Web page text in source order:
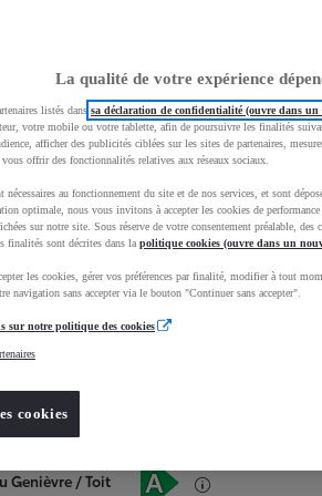
Services Concession
Occasions
Genièvre / Toit
La qualité de votre expérience
listés dans sa déclaration de confidentialité (ouvre dans un
votre mobile ou votre tablette, afin de poursuivre les finalités
afficher des publicités ciblées sur les sites de partenaires,
offrir des fonctionnalités relatives aux réseaux sociaux.
nécessaires au fonctionnement du site et de nos services, et sont
optimale, nous vous invitons à accepter les cookies de
sur notre site. Sous réserve de votre consentement préalable,
finalités sont décrites dans la politique cookies (ouvre dans un
les cookies, gérer vos préférences par finalité, modifier à tout
navigation sans accepter via le bouton "Continuer sans accepter".
sur notre politique des cookies
cookies